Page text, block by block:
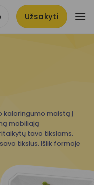
Užsakyti
kaloringumo maistą į
mobiliają
tavo tikslams.
tikslus. Išlik formoje